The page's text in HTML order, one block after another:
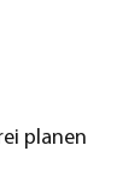
planen